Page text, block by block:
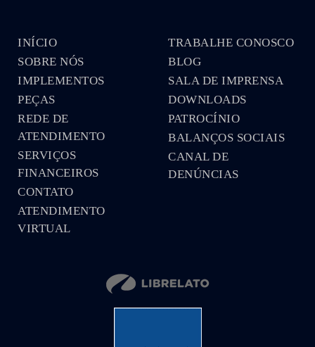
INÍCIO
SOBRE NÓS
IMPLEMENTOS
PEÇAS
REDE DE
ATENDIMENTO
SERVIÇOS
FINANCEIROS
CONTATO
ATENDIMENTO
VIRTUAL
TRABALHE CONOSCO
BLOG
SALA DE IMPRENSA
DOWNLOADS
PATROCÍNIO
BALANÇOS SOCIAIS
CANAL DE
DENÚNCIAS